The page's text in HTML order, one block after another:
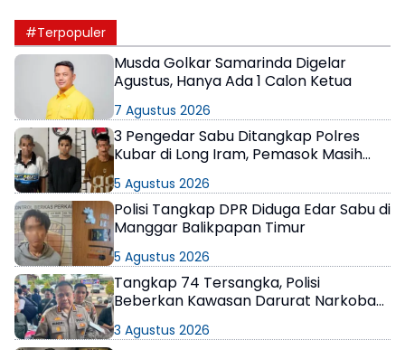
#Terpopuler
Musda Golkar Samarinda Digelar
Agustus, Hanya Ada 1 Calon Ketua
7 Agustus 2026
3 Pengedar Sabu Ditangkap Polres
Kubar di Long Iram, Pemasok Masih
5 Agustus 2026
Polisi Tangkap DPR Diduga Edar Sabu di
Manggar Balikpapan Timur
5 Agustus 2026
Tangkap 74 Tersangka, Polisi
Beberkan Kawasan Darurat Narkoba
3 Agustus 2026